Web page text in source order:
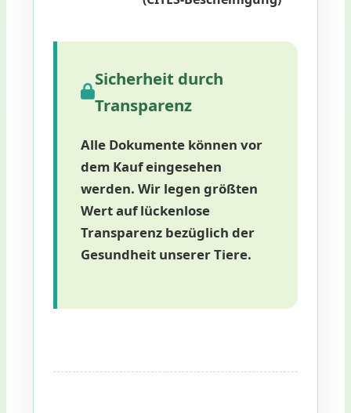
Sicherheit durch
Transparenz
Alle Dokumente können vor
dem Kauf eingesehen
werden. Wir legen größten
Wert auf lückenlose
Transparenz bezüglich der
Gesundheit unserer Tiere.